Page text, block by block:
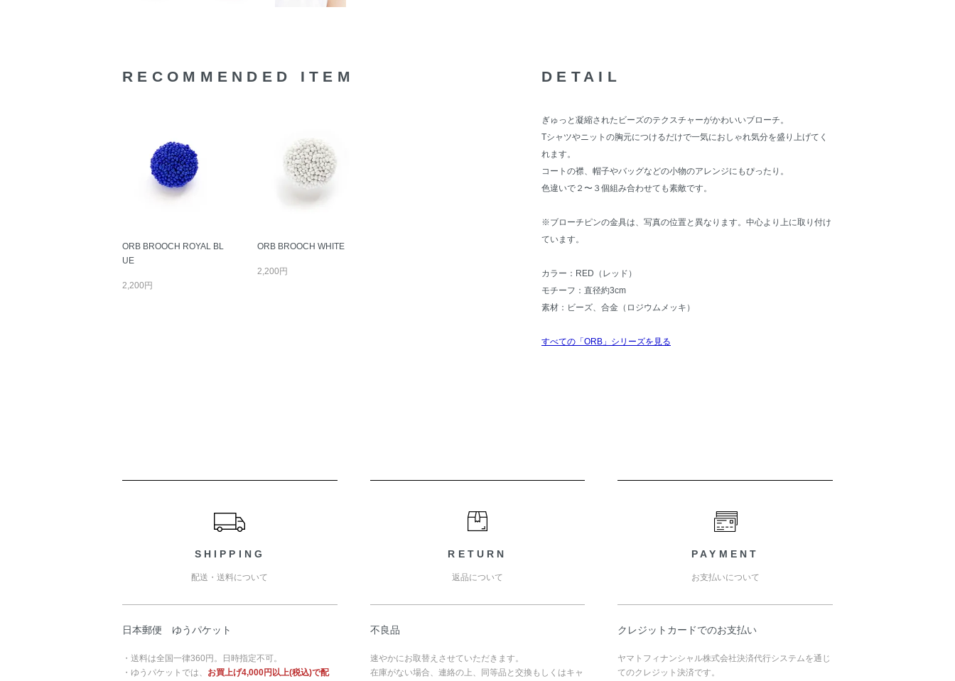
DETAIL
ぎゅっと凝縮されたビーズのテクスチャーがかわいいブローチ。
Tシャツやニットの胸元につけるだけで一気におしゃれ気分を盛り上げてく
れます。
コートの襟、帽子やバッグなどの小物のアレンジにもぴったり。
色違いで２〜３個組み合わせても素敵です。
※ブローチピンの金具は、写真の位置と異なります。中心より上に取り付け
ています。
カラー：RED（レッド）
モチーフ：直径約3cm
素材：ビーズ、合金（ロジウムメッキ）
すべての「ORB」シリーズを見る
RECOMMENDED ITEM
ORB BROOCH ROYAL BL
UE
2,200円
ORB BROOCH WHITE
2,200円
SHIPPING
配送・送料について
日本郵便 ゆうパケット
・送料は全国一律360円。日時指定不可。
・ゆうパケットでは、 お買上げ4,000円以上(税込)で配
RETURN
返品について
不良品
速やかにお取替えさせていただきます。
在庫がない場合、連絡の上、同等品と交換もしくはキャ
PAYMENT
お支払いについて
クレジットカードでのお支払い
ヤマトフィナンシャル株式会社決済代行システムを通じ
てのクレジット決済です。